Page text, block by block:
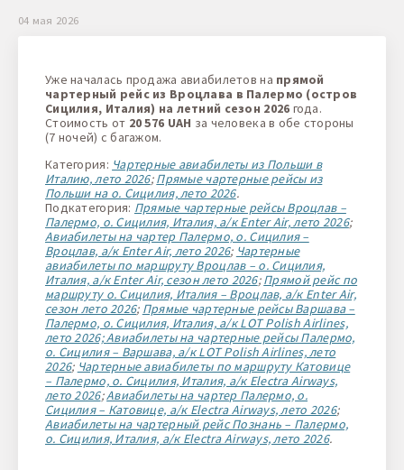
1 + 0 + 0
04 мая 2026
Уже началась продажа авиабилетов на прямой
чартерный рейс из Вроцлава в Палермо (остров
Сицилия, Италия) на летний сезон 2026 года.
Стоимость от 20 576 UAH за человека в обе стороны
(7 ночей) с багажом.
Категория: Чартерные авиабилеты из Польши в
Италию, лето 2026;Прямые чартерные рейсы из
Польши на о. Сицилия, лето 2026.
Подкатегория: Прямые чартерные рейсы Вроцлав –
Палермо, о. Сицилия, Италия, а/к Enter Air, лето 2026;
Авиабилеты на чартер Палермо, о. Сицилия –
Вроцлав, а/к Enter Air, лето 2026; Чартерные
авиабилеты по маршруту Вроцлав – о. Сицилия,
Италия, а/к Enter Air, сезон лето 2026;Прямой рейс по
маршруту о. Сицилия, Италия – Вроцлав, а/к Enter Air,
сезон лето 2026; Прямые чартерные рейсы Варшава –
Палермо, о. Сицилия, Италия, а/к LOT Polish Airlines,
лето 2026;Авиабилеты на чартерные рейсы Палермо,
о. Сицилия – Варшава, а/к LOT Polish Airlines, лето
2026; Чартерные авиабилеты по маршруту Катовице
– Палермо, о. Сицилия, Италия, а/к Electra Airways,
лето 2026;Авиабилеты на чартер Палермо, о.
Сицилия – Катовице, а/к Electra Airways, лето 2026;
Авиабилеты на чартерный рейс Познань – Палермо,
о. Сицилия, Италия, а/к Electra Airways, лето 2026.